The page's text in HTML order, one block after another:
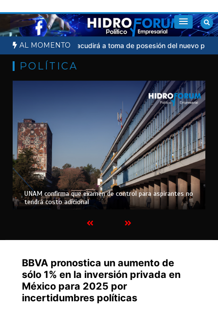
al
contenido
AL MOMENTO
Sheinbaum no acudirá a toma de posesión del nuevo
POLÍTICA
UNAM confirma que examen de control para aspirantes no
tendrá costo adicional
BBVA pronostica un aumento de
sólo 1% en la inversión privada en
México para 2025 por
incertidumbres políticas